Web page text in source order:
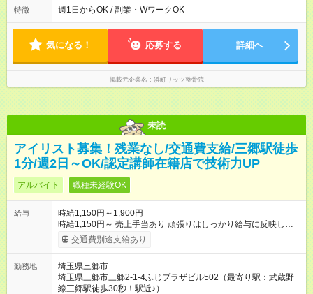
15:00～20:00 ※時間応相談 ㈫㈷休診日 ㈬午前休診午後の
特徴 週1日からOK / 副業・WワークOK
気になる！ 応募する 詳細へ
掲載元企業名 浜町リッツ整骨院
未読
アイリスト募集！残業なし/交通費支給/三郷駅徒歩
1分/週2日～OK/認定講師在籍店で技術力UP
アルバイト 職種未経験OK
給与
時給1,150円～1,900円
時給1,150円～ 売上手当あり 頑張りはしっかり給与に反映しま
す 技術習得後は売上に応じて時給アップも可能 【試用期間】試
用期間あり 試用期間の長さ：1ヶ月 ※ 雇用形態と給与に、本採
採用 給与：時給 1,145円以上 1か月試用期間。試用期間修了後６
か月有期雇用。無期転用社員登用あり。
交通費別途支給あり
勤務地
埼玉県三郷市
埼玉県三郷市三郷2-1-4ふじプラザビル502（最寄り駅：武蔵野
線三郷駅徒歩30秒！駅近♪）